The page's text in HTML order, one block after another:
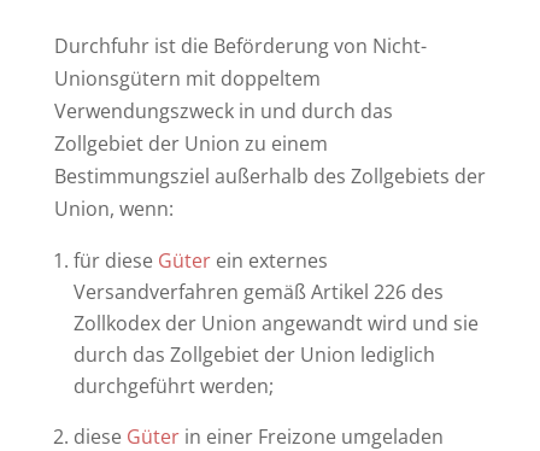
Durchfuhr ist die Beförderung von Nicht-
Unionsgütern mit doppeltem
Verwendungszweck in und durch das
Zollgebiet der Union zu einem
Bestimmungsziel außerhalb des Zollgebiets der
Union, wenn:
für diese Güterein externes
Versandverfahren gemäß Artikel 226 des
Zollkodex der Union angewandt wird und sie
durch das Zollgebiet der Union lediglich
durchgeführt werden;
diese Güterin einer Freizone umgeladen